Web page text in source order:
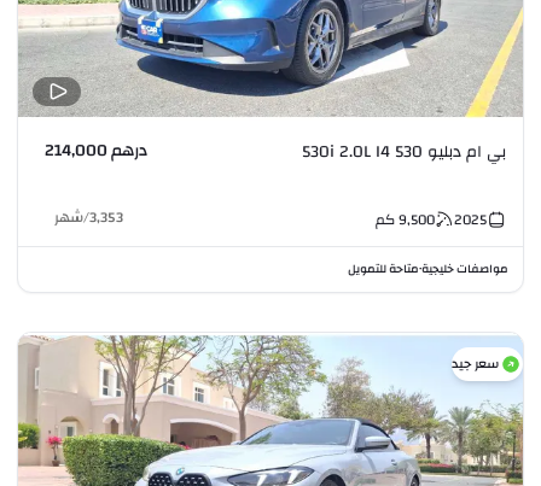
بي ام دبليو 530 530i 2.0L I4 درهم 214,000
2025
9,500كم 3,353
/شهر
مواصفات خليجية•متاحة للتمويل
سعر جيد